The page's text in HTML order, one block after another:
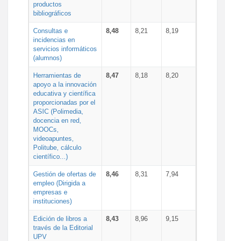
productos
bibliográficos
Consultas e
incidencias en
servicios informáticos
(alumnos)
8,48 8,21 8,19
Herramientas de
apoyo a la innovación
educativa y científica
proporcionadas por el
ASIC (Polimedia,
docencia en red,
MOOCs,
videoapuntes,
Politube, cálculo
científico...)
8,47 8,18 8,20
Gestión de ofertas de
empleo (Dirigida a
empresas e
instituciones)
8,46 8,31 7,94
Edición de libros a
través de la Editorial
UPV
8,43 8,96 9,15